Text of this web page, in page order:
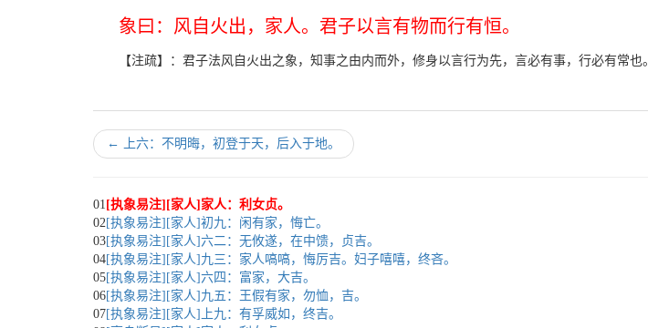
象曰：风自火出，家人。君子以言有物而行有恒。
【注疏】：君子法风自火出之象，知事之由内而外，修身以言行为先，言必有事，行必有常
← 上六：不明晦，初登于天，后入于地。
01 [执象易注][家人]家人：利女贞。
02[执象易注][家人]初九：闲有家，悔亡。
03[执象易注][家人]六二：无攸遂，在中馈，贞吉。
04[执象易注][家人]九三：家人嗃嗃，悔厉吉。妇子嘻嘻，终吝。
05[执象易注][家人]六四：富家，大吉。
06[执象易注][家人]九五：王假有家，勿恤，吉。
07[执象易注][家人]上九：有孚威如，终吉。